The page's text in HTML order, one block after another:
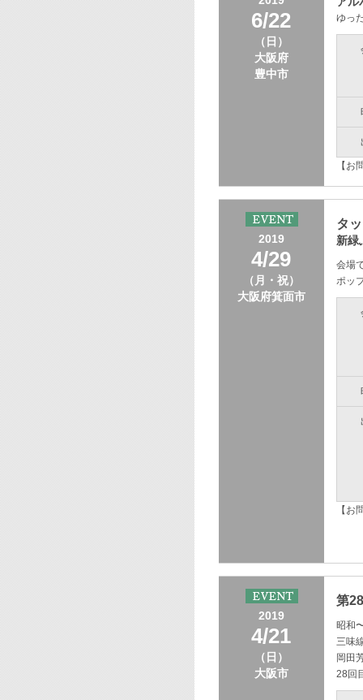
6/22
（日）
大阪府
豊中市
ゆっ
【お
2019
4/29
（月・祝）
大阪府箕面市
タ
新緑
会場
ポッ
【お
2019
4/21
（日）
大阪市
第
昭和
三味
岡田
28回